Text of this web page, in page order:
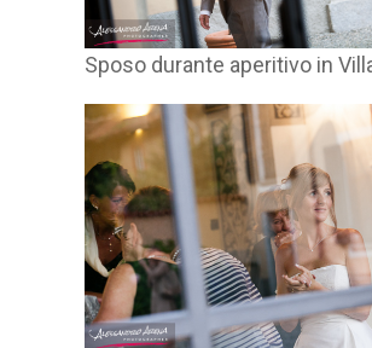
Sposo durante aperitivo in